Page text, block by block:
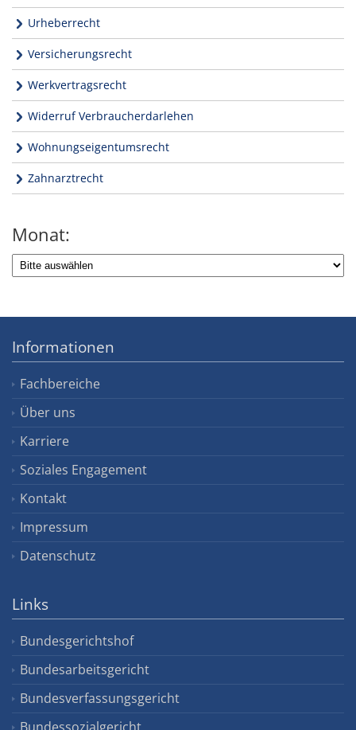
Urheberrecht
Versicherungsrecht
Werkvertragsrecht
Widerruf Verbraucherdarlehen
Wohnungseigentumsrecht
Zahnarztrecht
Monat:
Informationen
Fachbereiche
Über uns
Karriere
Soziales Engagement
Kontakt
Impressum
Datenschutz
Links
Bundesgerichtshof
Bundesarbeitsgericht
Bundesverfassungsgericht